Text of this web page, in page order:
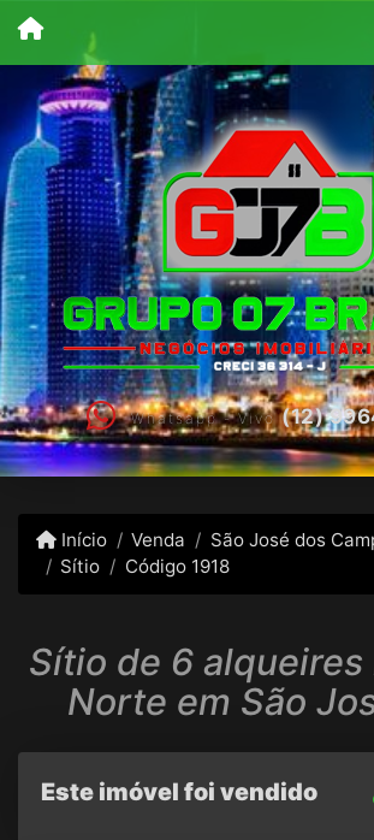
Whatsapp - Vivo(12)
Início Venda
São José dos
Sítio
Código 1918
Sítio de 6 alqueires
Norte em São
Campos
Este imóvel foi vendido